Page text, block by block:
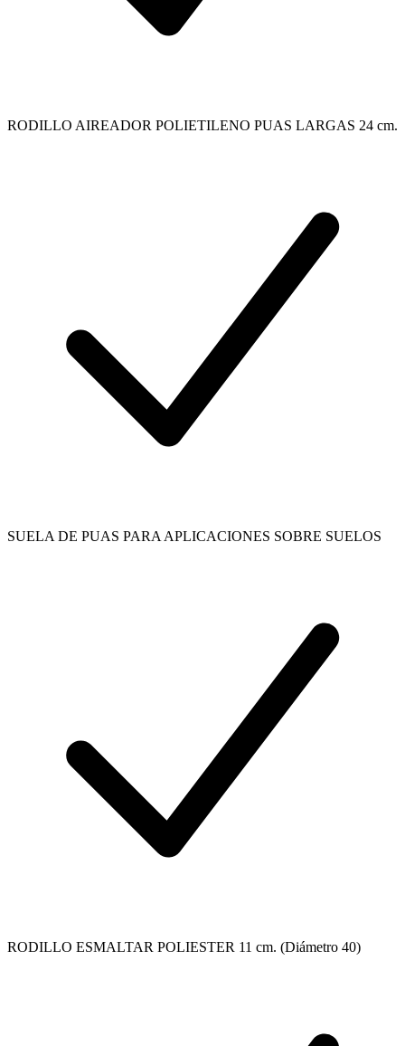
RODILLO AIREADOR POLIETILENO PUAS LARGAS 24 cm.
SUELA DE PUAS PARA APLICACIONES SOBRE SUELOS
RODILLO ESMALTAR POLIESTER 11 cm. (Diámetro 40)